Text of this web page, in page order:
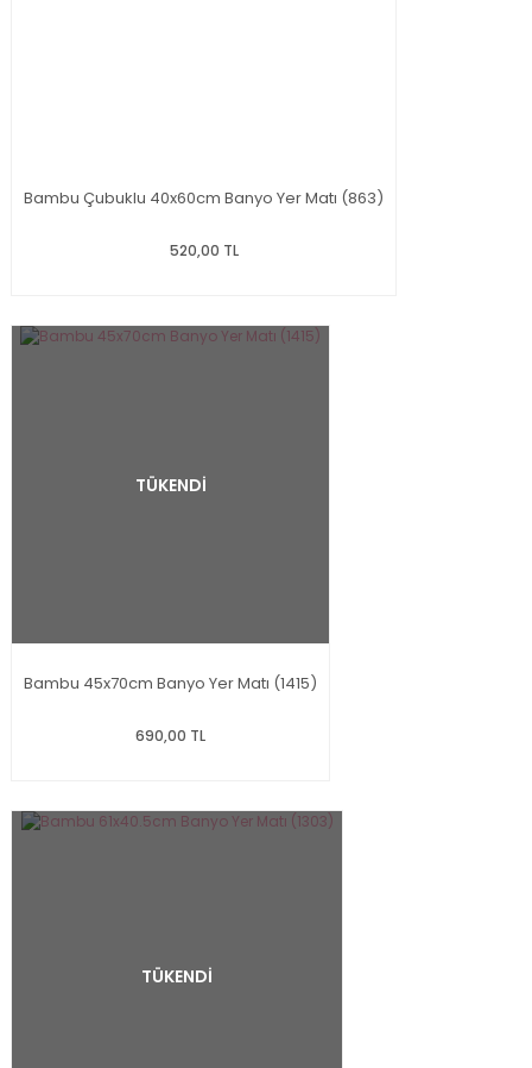
Bambu Çubuklu 40x60cm Banyo Yer Matı (863)
520,00 TL
TÜKENDİ
Bambu 45x70cm Banyo Yer Matı (1415)
690,00 TL
TÜKENDİ